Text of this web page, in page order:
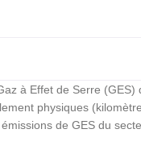
à Effet de Serre (GES)
physiques
de GES du